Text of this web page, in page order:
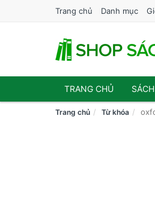
Trang chủ Danh mục
TRANG CHỦ
Trang chủ Từ khóa